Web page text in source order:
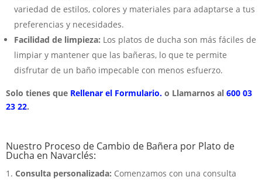
variedad de estilos, colores y materiales para adaptarse a tus
preferencias y necesidades.
Facilidad de limpieza: Los platos de ducha son más fáciles de
limpiar y mantener que las bañeras, lo que te permite
disfrutar de un baño impecable con menos esfuerzo.
Solo tienes que Rellenar el Formulario. o Llamarnos al 600 03
23 22.
Nuestro Proceso de Cambio de Bañera por Plato de
Ducha en Navarclés:
Consulta personalizada: Comenzamos con una consulta